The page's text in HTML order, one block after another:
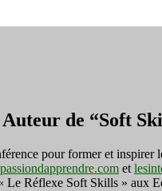
de “Soft
pour former et inspirer
passiondapprendre.com et
Le Réflexe Soft Skills » aux